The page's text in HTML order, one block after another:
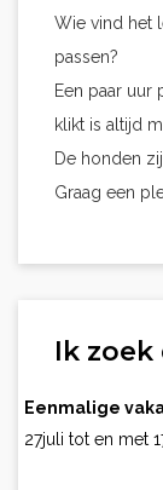
Wie vind het
passen?
Een paar uur
klikt is altijd
De honden
Graag een
Ik zoek
Eenmalige
27juli tot en met